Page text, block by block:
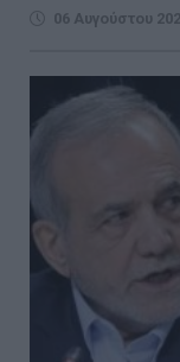
06 Αυγούστου